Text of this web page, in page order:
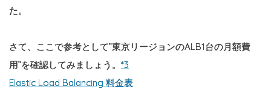
た。
さて、ここで参考として”東京リージョンのALB1台の月額費
用”を確認してみましょう。 *3
Elastic Load Balancing 料金表